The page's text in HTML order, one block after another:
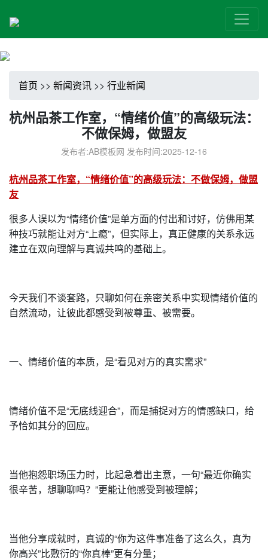
首页 >> 新闻资讯 >> 行业新闻
杭州品茶工作室，“情绪价值”的高级玩法：
不做保姆，做盟友
发布者:AB模板网 发布时间:2025-12-16
杭州品茶工作室，“情绪价值”的高级玩法：不做保姆，做盟
友
很多人误以为“情绪价值”是单方面的付出和讨好，仿佛用某
种技巧就能让对方“上瘾”，但实际上，真正健康的关系永远
建立在双向理解与真诚共鸣的基础上。
今天我们不谈套路，只聊如何在亲密关系中实现情绪价值的
自然流动，让彼此都感受到被尊重、被需要。
一、情绪价值的本质，是“看见对方的真实需求”
情绪价值不是“无底线迎合”，而是捕捉对方的情感缺口，给
予恰如其分的回应。
当他抱怨职场压力时，比起急着出主意，一句“最近你确实
很辛苦，想聊聊吗？”更能让他感受到被理解；
当他分享成就时，真诚的“你为这件事准备了这么久，真为
你高兴”比敷衍的“你真棒”更有分量；